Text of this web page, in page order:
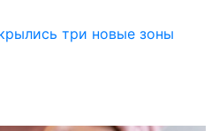
три новые зоны